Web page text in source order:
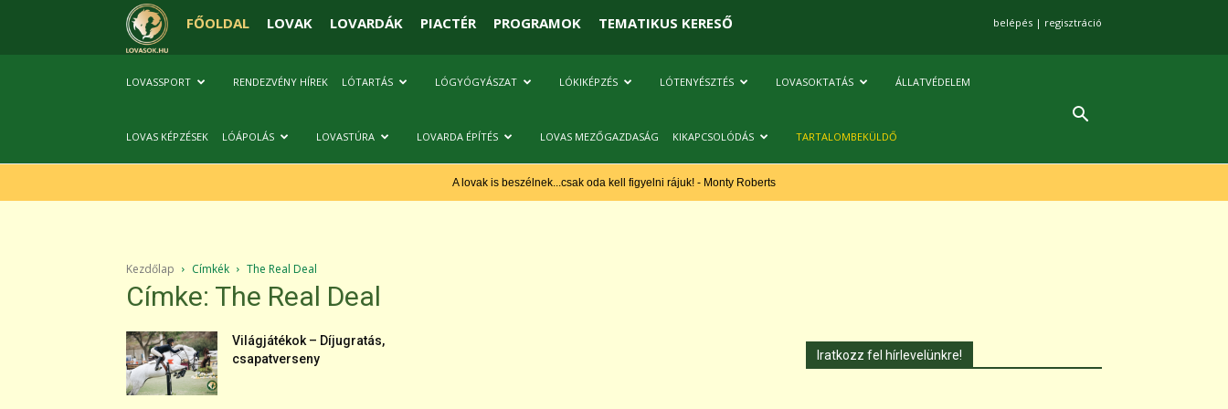
FŐOLDAL LOVAK LOVARDÁK PIACTÉR PROGRAMOK TEMATIKUS KERESŐ belépés | regisztráció
LOVASSPORT RENDEZVÉNY HÍREK LÓTARTÁS LÓGYÓGYÁSZAT LÓKIKÉPZÉS LÓTENYÉSZTÉS LOVASOKTATÁS ÁLLATVÉDELEM
LOVAS KÉPZÉSEK LÓÁPOLÁS LOVASTÚRA LOVARDA ÉPÍTÉS LOVAS MEZŐGAZDASÁG KIKAPCSOLÓDÁS TARTALOMBEKÜLDŐ
A lovak is beszélnek...csak oda kell figyelni rájuk! - Monty Roberts
Kezdőlap Címkék The Real Deal
Címke: The Real Deal
Világjátékok – Díjugratás,
csapatverseny
Iratkozz fel hírlevelünkre!